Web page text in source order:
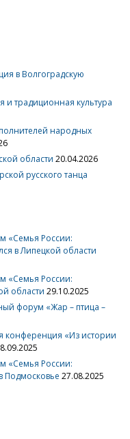
в Волгоградскую
и традиционная культура
народных
области 20.04.2026
русского танца
«Семья России:
в Липецкой области
«Семья России:
области 29.10.2025
форум «Жар – птица –
конференция «Из истории
«Семья России:
Подмосковье 27.08.2025